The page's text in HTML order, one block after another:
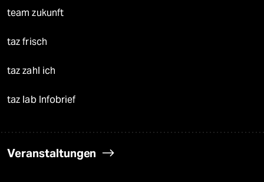
team zukunft
taz frisch
taz zahl ich
taz lab Infobrief
Veranstaltungen